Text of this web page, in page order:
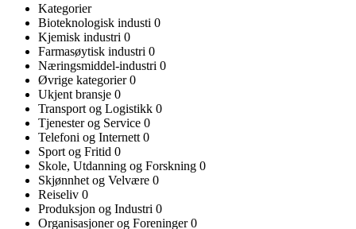
Kategorier
Bioteknologisk industi 0
Kjemisk industri 0
Farmasøytisk industri 0
Næringsmiddel-industri 0
Øvrige kategorier0
Ukjent bransje 0
Transport og Logistikk 0
Tjenester og Service 0
Telefoni og Internett 0
Sport og Fritid 0
Skole, Utdanning og Forskning 0
Skjønnhet og Velvære 0
Reiseliv 0
Produksjon og Industri 0
Organisasjoner og Foreninger0